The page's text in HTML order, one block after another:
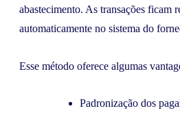
abastecimento. As transações ficam
automaticamente no sistema do
Esse método oferece algumas
Padronização dos